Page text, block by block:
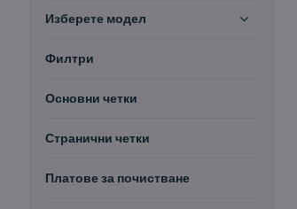
Изберете модел
Филтри
Основни четки
Странични четки
Платове за почистване